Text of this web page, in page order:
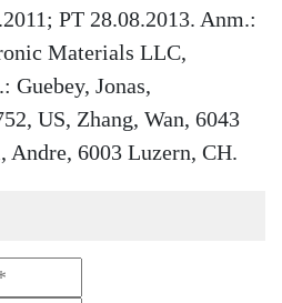
PT 28.08.2013. Anm.:
Materials LLC,
Guebey, Jonas,
US, Zhang, Wan, 6043
6003 Luzern, CH.